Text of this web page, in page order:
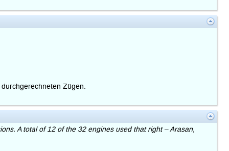
Zügen.
A total of 12 of the 32 engines used that right – Arasan,